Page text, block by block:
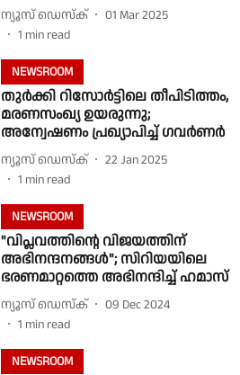
ന്യൂസ് ഡെസ്ക്
01 Mar 2025
1 min read
NEWSROOM
തുർക്കി റിസോർട്ടിലെ തീപിടിത്തം,
മരണസംഖ്യ ഉയരുന്നു;
അന്വേഷണം പ്രഖ്യാപിച്ച് ഗവർണർ
ന്യൂസ് ഡെസ്ക്
22 Jan 2025
1 min read
NEWSROOM
"വിപ്ലവത്തിന്റെ വിജയത്തിന്
അഭിനന്ദനങ്ങൾ"; സിറിയയിലെ
ഭരണമാറ്റത്തെ അഭിനന്ദിച്ച് ഹമാസ്
ന്യൂസ് ഡെസ്ക്
09 Dec 2024
1 min read
NEWSROOM